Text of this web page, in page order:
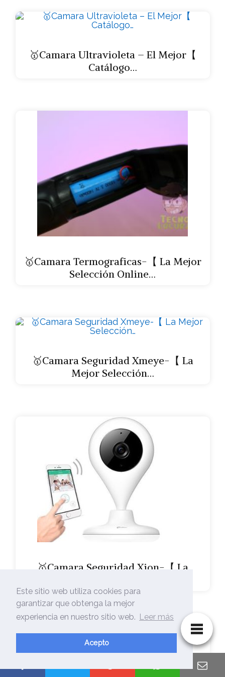
🥇Camara Ultravioleta – El Mejor【
Catálogo…
🥇Camara Termograficas-【 La Mejor
Selección Online…
🥇Camara Seguridad Xmeye-【 La
Mejor Selección…
🥇Camara Seguridad Xion-【 La
Este sitio web utiliza cookies para
garantizar que obtenga la mejor
experiencia en nuestro sitio web. Leer más
Acepto